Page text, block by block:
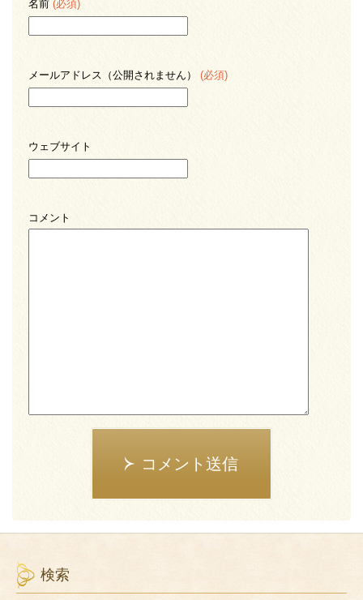
名前 (必須)
メールアドレス（公開されません） (必須)
ウェブサイト
コメント
コメント送信
検索